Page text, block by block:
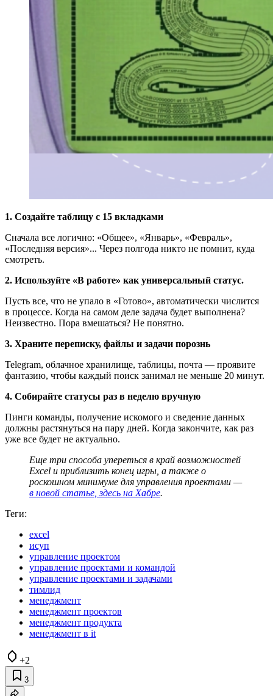
1. Создайте таблицу с 15 вкладками
Сначала все логично: «Общее», «Январь», «Февраль»,
«Последняя версия»... Через полгода никто не помнит, куда
смотреть.
2. Используйте «В работе» как универсальный статус.
Пусть все, что не упало в «Готово», автоматически числится
в процессе. Когда на самом деле задача будет выполнена?
Неизвестно. Пора вмешаться? Не понятно.
3. Храните переписку, файлы и задачи порознь
Telegram, облачное хранилище, таблицы, почта — проявите
фантазию, чтобы каждый поиск занимал не меньше 20 минут.
4. Собирайте статусы раз в неделю вручную
Пинги команды, получение искомого и сведение данных
должны растянуться на пару дней. Когда закончите, как раз
уже все будет не актуально.
Еще три способа упереться в край возможностей
Excel и приблизить конец игры, а также о
роскошном минимуме для управления проектами —
в новой статье, здесь на Хабре.
Теги:
excel
исуп
управление проектом
управление проектами и командой
управление проектами и задачами
тимлид
менеджмент
менеджмент проектов
менеджмент продукта
менеджмент в it
+2
3